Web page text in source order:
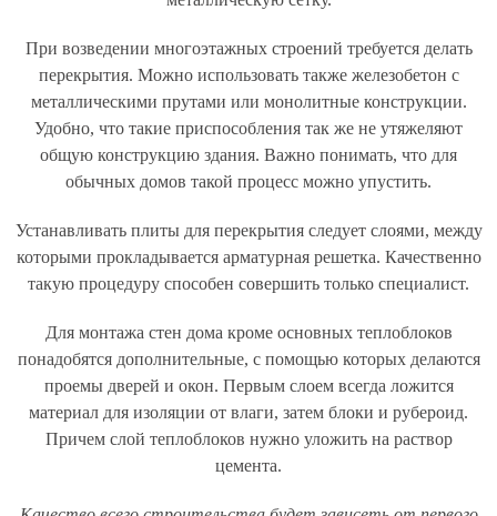
При возведении многоэтажных строений требуется делать
перекрытия. Можно использовать также железобетон с
металлическими прутами или монолитные конструкции.
Удобно, что такие приспособления так же не утяжеляют
общую конструкцию здания. Важно понимать, что для
обычных домов такой процесс можно упустить.
Устанавливать плиты для перекрытия следует слоями, между
которыми прокладывается арматурная решетка. Качественно
такую процедуру способен совершить только специалист.
Для монтажа стен дома кроме основных теплоблоков
понадобятся дополнительные, с помощью которых делаются
проемы дверей и окон. Первым слоем всегда ложится
материал для изоляции от влаги, затем блоки и рубероид.
Причем слой теплоблоков нужно уложить на раствор
цемента.